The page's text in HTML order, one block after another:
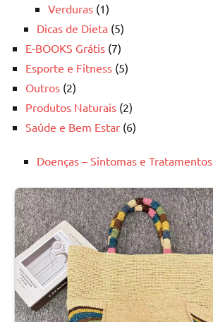
Verduras (1)
Dicas de Dieta (5)
E-BOOKS Grátis (7)
Esporte e Fitness (5)
Outros (2)
Produtos Naturais (2)
Saúde e Bem Estar (6)
Doenças – Sintomas e Tratamentos